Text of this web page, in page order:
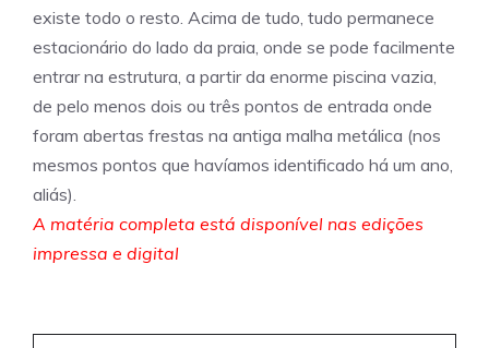
existe todo o resto. Acima de tudo, tudo permanece
estacionário do lado da praia, onde se pode facilmente
entrar na estrutura, a partir da enorme piscina vazia,
de pelo menos dois ou três pontos de entrada onde
foram abertas frestas na antiga malha metálica (nos
mesmos pontos que havíamos identificado há um ano,
aliás).
A matéria completa está disponível nas edições
impressa e digital